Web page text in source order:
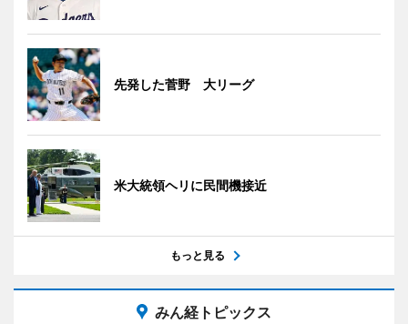
先発した菅野 大リーグ
米大統領ヘリに民間機接近
もっと見る
みん経トピックス